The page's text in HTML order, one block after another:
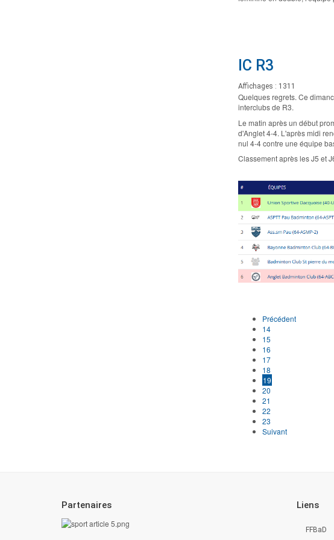
IC R3
Affichages : 1311
Quelques regrets. Ce
interclubs de R3.
Le matin après un début
d'Anglet 4-4. L'après midi
nul 4-4 contre une équipe
Classement après les J5 et
Précédent
14
15
16
17
18
19
20
21
22
23
Suivant
Partenaires Liens
FFBaD